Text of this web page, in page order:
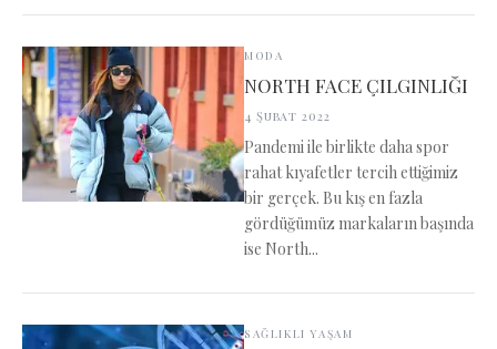
MODA
NORTH FACE ÇILGINLIĞI
4 Şubat 2022
Pandemi ile birlikte daha spor
rahat kıyafetler tercih ettiğimiz
bir gerçek. Bu kış en fazla
gördüğümüz markaların başında
ise North...
SAĞLIKLI YAŞAM